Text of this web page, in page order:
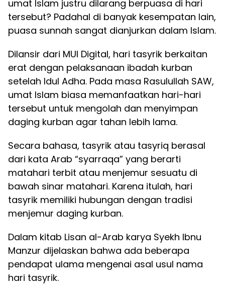
umat Islam justru dilarang berpuasa di hari
tersebut? Padahal di banyak kesempatan lain,
puasa sunnah sangat dianjurkan dalam Islam.
Dilansir dari MUI Digital, hari tasyrik berkaitan
erat dengan pelaksanaan ibadah kurban
setelah Idul Adha. Pada masa Rasulullah SAW,
umat Islam biasa memanfaatkan hari-hari
tersebut untuk mengolah dan menyimpan
daging kurban agar tahan lebih lama.
Secara bahasa, tasyrik atau tasyriq berasal
dari kata Arab “syarraqa” yang berarti
matahari terbit atau menjemur sesuatu di
bawah sinar matahari. Karena itulah, hari
tasyrik memiliki hubungan dengan tradisi
menjemur daging kurban.
Dalam kitab Lisan al-Arab karya Syekh Ibnu
Manzur dijelaskan bahwa ada beberapa
pendapat ulama mengenai asal usul nama
hari tasyrik.